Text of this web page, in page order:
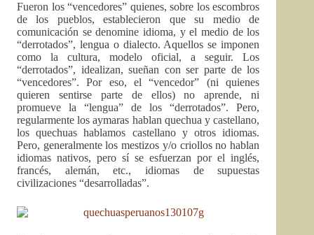
Fueron los “vencedores” quienes, sobre los escombros
de los pueblos, establecieron que su medio de
comunicación se denomine idioma, y el medio de los
“derrotados”, lengua o dialecto. Aquellos se imponen
como la cultura, modelo oficial, a seguir. Los
“derrotados”, idealizan, sueñan con ser parte de los
“vencedores”. Por eso, el “vencedor” (ni quienes
quieren sentirse parte de ellos) no aprende, ni
promueve la “lengua” de los “derrotados”. Pero,
regularmente los aymaras hablan quechua y castellano,
los quechuas hablamos castellano y otros idiomas.
Pero, generalmente los mestizos y/o criollos no hablan
idiomas nativos, pero sí se esfuerzan por el inglés,
francés, alemán, etc., idiomas de supuestas
civilizaciones “desarrolladas”.